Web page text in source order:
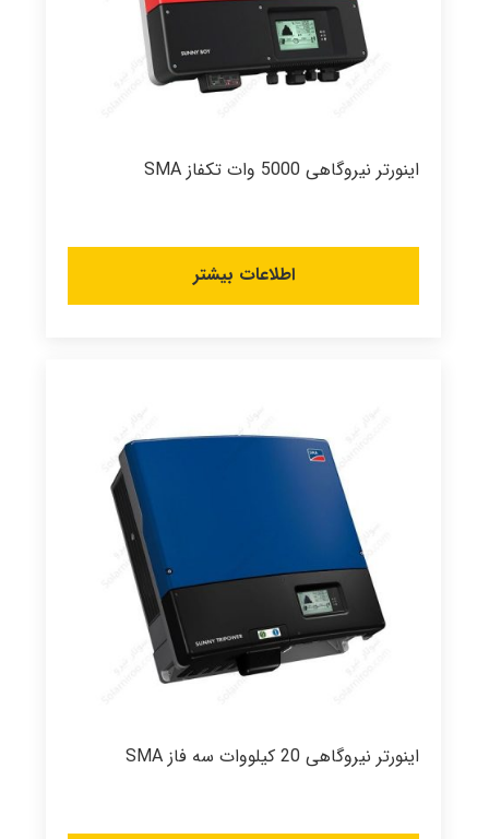
اینورتر نیروگاهی 5000 وات تکفاز SMA
اطلاعات بیشتر
اینورتر نیروگاهی 20 کیلووات سه فاز SMA